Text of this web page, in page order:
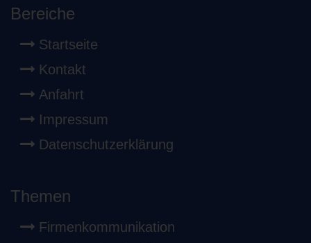
Bereiche
Startseite
Kontakt
Anfahrt
Impressum
Datenschutzerklärung
Themen
Firmenkommunikation